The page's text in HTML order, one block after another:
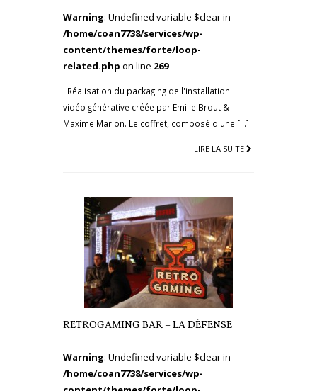
Warning: Undefined variable $clear in
/home/coan7738/services/wp-
content/themes/forte/loop-
related.php on line 269
Réalisation du packaging de l'installation
vidéo générative créée par Emilie Brout &
Maxime Marion. Le coffret, composé d'une […]
LIRE LA SUITE
RETROGAMING BAR – LA DÉFENSE
Warning: Undefined variable $clear in
/home/coan7738/services/wp-